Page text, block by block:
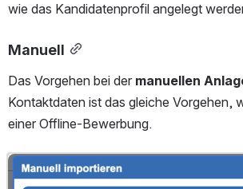
wie das Kandidatenprofil angelegt
Manuell
Das Vorgehen bei der manuellen
Kontaktdaten ist das gleiche Vorgehen,
einer Offline-Bewerbung.
Open